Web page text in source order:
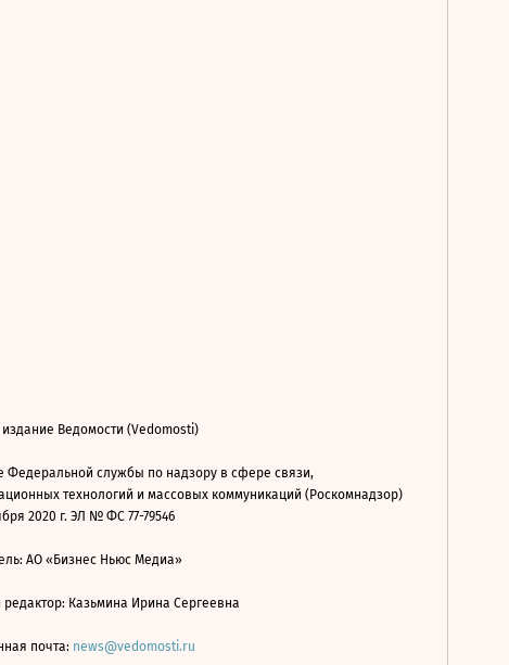
Ведомости (Vedomosti)
Федеральной службы по надзору в сфере связи,
технологий и массовых коммуникаций (Роскомнадзор)
2020 г. ЭЛ № ФС 77-79546
АО «Бизнес Ньюс Медиа»
редактор: Казьмина Ирина Сергеевна
почта: news@vedomosti.ru